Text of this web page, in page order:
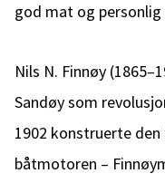
god mat og personlig
Nils N. Finnøy
Sandøy som
1902 konstruerte
båtmotoren –